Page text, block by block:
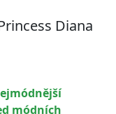
Diana
módních